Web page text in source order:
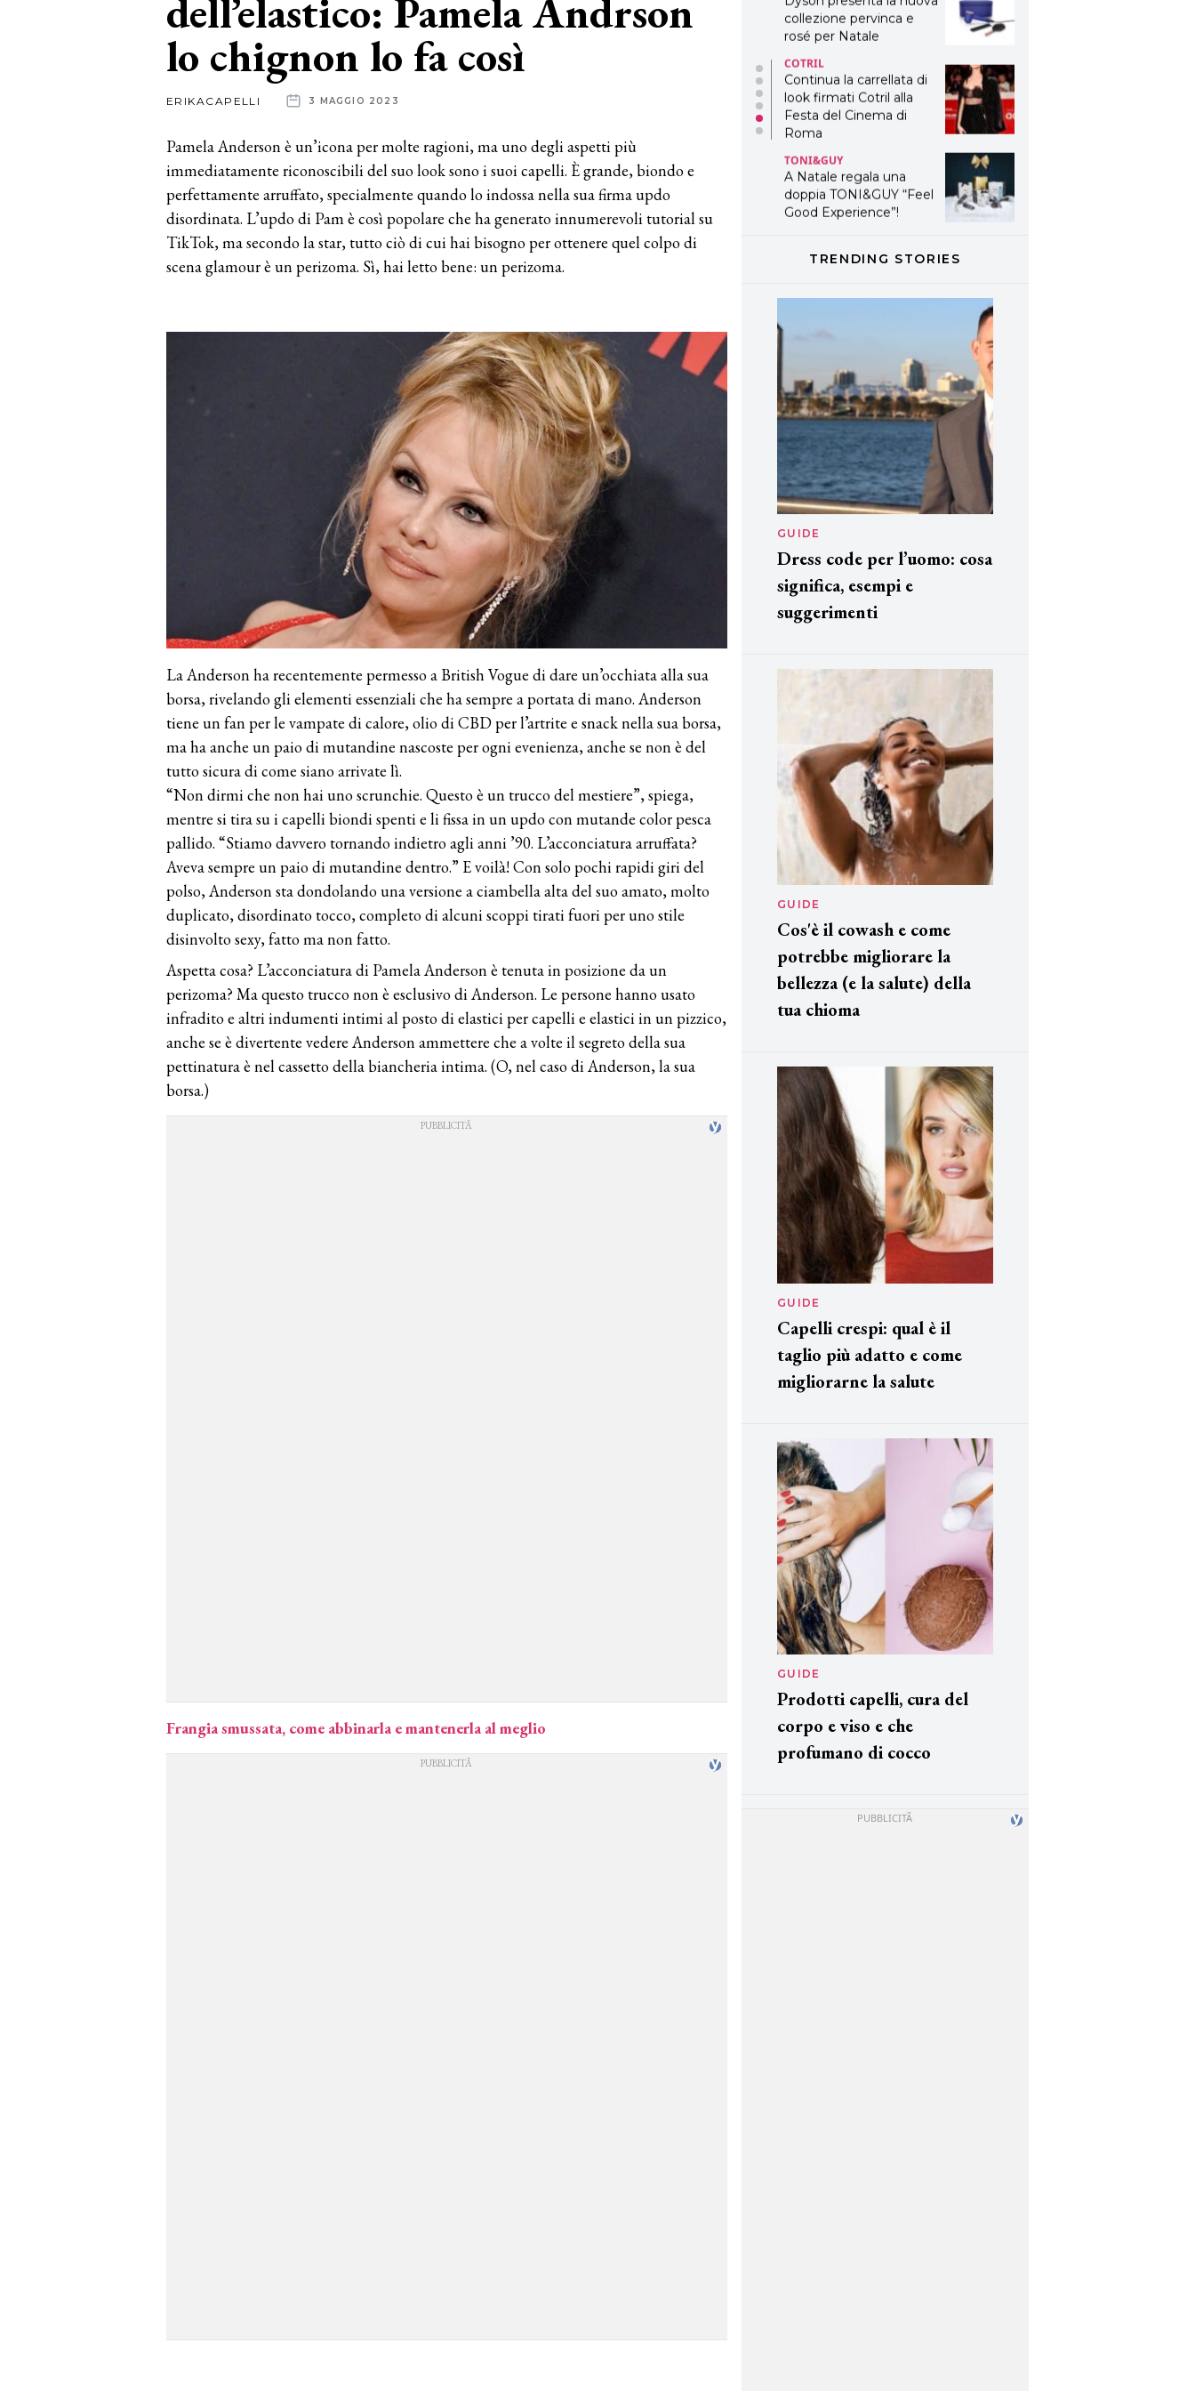
dell’elastico: Pamela Andrson
lo chignon lo fa così
ERIKACAPELLI 3 MAGGIO 2023
Pamela Anderson è un’icona per molte ragioni, ma uno degli aspetti più
immediatamente riconoscibili del suo look sono i suoi capelli. È grande, biondo e
perfettamente arruffato, specialmente quando lo indossa nella sua firma updo
disordinata. L’updo di Pam è così popolare che ha generato innumerevoli tutorial su
TikTok, ma secondo la star, tutto ciò di cui hai bisogno per ottenere quel colpo di
scena glamour è un perizoma. Sì, hai letto bene: un perizoma.
La Anderson ha recentemente permesso a British Vogue di dare un’occhiata alla sua
borsa, rivelando gli elementi essenziali che ha sempre a portata di mano. Anderson
tiene un fan per le vampate di calore, olio di CBD per l’artrite e snack nella sua borsa,
ma ha anche un paio di mutandine nascoste per ogni evenienza, anche se non è del
tutto sicura di come siano arrivate lì.
“Non dirmi che non hai uno scrunchie. Questo è un trucco del mestiere”, spiega,
mentre si tira su i capelli biondi spenti e li fissa in un updo con mutande color pesca
pallido. “Stiamo davvero tornando indietro agli anni ’90. L’acconciatura arruffata?
Aveva sempre un paio di mutandine dentro.” E voilà! Con solo pochi rapidi giri del
polso, Anderson sta dondolando una versione a ciambella alta del suo amato, molto
duplicato, disordinato tocco, completo di alcuni scoppi tirati fuori per uno stile
disinvolto sexy, fatto ma non fatto.
Aspetta cosa? L’acconciatura di Pamela Anderson è tenuta in posizione da un
perizoma? Ma questo trucco non è esclusivo di Anderson. Le persone hanno usato
infradito e altri indumenti intimi al posto di elastici per capelli e elastici in un pizzico,
anche se è divertente vedere Anderson ammettere che a volte il segreto della sua
pettinatura è nel cassetto della biancheria intima. (O, nel caso di Anderson, la sua
borsa.)
Frangia smussata, come abbinarla e mantenerla al meglio
collezione pervinca e
rosé per Natale
COTRIL
Continua la carrellata di
look firmati Cotril alla
Festa del Cinema di
Roma
TONI&GUY
A Natale regala una
doppia TONI&GUY “Feel
Good Experience”!
LABEL.M lancia la sua
DAVINES
cofanetti beauty preziosi
per un regalo adatto ad
ogni capello
TRENDING STORIES
GUIDE
Dress code per l’uomo: cosa
significa, esempi e
suggerimenti
GUIDE
Cos'è il cowash e come
potrebbe migliorare la
bellezza (e la salute) della
tua chioma
GUIDE
Capelli crespi: qual è il
taglio più adatto e come
migliorarne la salute
GUIDE
Prodotti capelli, cura del
corpo e viso e che
profumano di cocco